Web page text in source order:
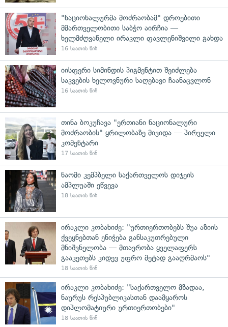
"ნაციონალურმა მოძრაობამ" დროებითი
მმართველობითი საბჭო აირჩია —
ხელმძღვანელი ირაკლი ფავლენიშვილი გახდა
16 საათის წინ
იისფერი სიმინდის პიგმენტით შეიძლება
საკვების ხელოვნური საღებავი ჩაანაცვლონ
16 საათის წინ
თინა ბოკუჩავა "ერთიანი ნაციონალური
მოძრაობის" ყრილობაზე მივიდა — პირველი
კომენტარი
17 საათის წინ
ნაომი კემპბელი საქართველოს დიჯეის
ამპლუაში ეწვევა
18 საათის წინ
ირაკლი კობახიძე: "ურთიერთობებს შუა აზიის
ქვეყნებთან ენიჭება განსაკუთრებული
მნიშვნელობა — მთავრობა ყველაფერს
გააკეთებს კიდევ უფრო მეტად გააღრმაოს"
18 საათის წინ
ირაკლი კობახიძე: "საქართველო მზადაა,
ნაურუს რესპუბლიკასთან დაამყაროს
დიპლომატიური ურთიერთობები"
18 საათის წინ